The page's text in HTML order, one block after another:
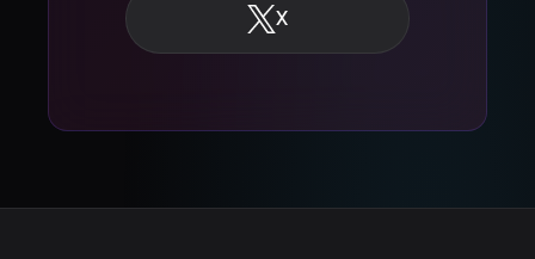
X